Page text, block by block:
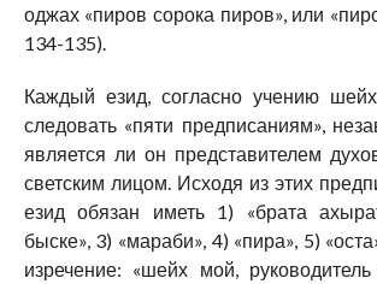
оджах «пиров сорока пиров», или
134-135).
Каждый езид, согласно учению
следовать «пяти предписаниям»,
является ли он представителем
светским лицом. Исходя из этих
езид обязан иметь 1) «брата
быске», 3) «мараби», 4) «пира», 5)
изречение: «шейх мой,